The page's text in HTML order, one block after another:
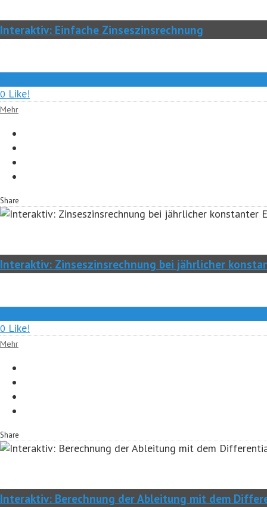
Interaktiv: Einfache Zinseszinsrechnung
0 Like!
Mehr
Share
Interaktiv: Zinseszinsrechnung bei jährlicher
0 Like!
Mehr
Share
Interaktiv: Berechnung der Ableitung mit dem